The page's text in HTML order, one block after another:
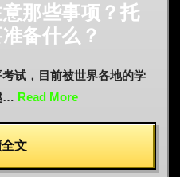
那些事项？托
备什么？
试，目前被世界各地的学
… Read More
文